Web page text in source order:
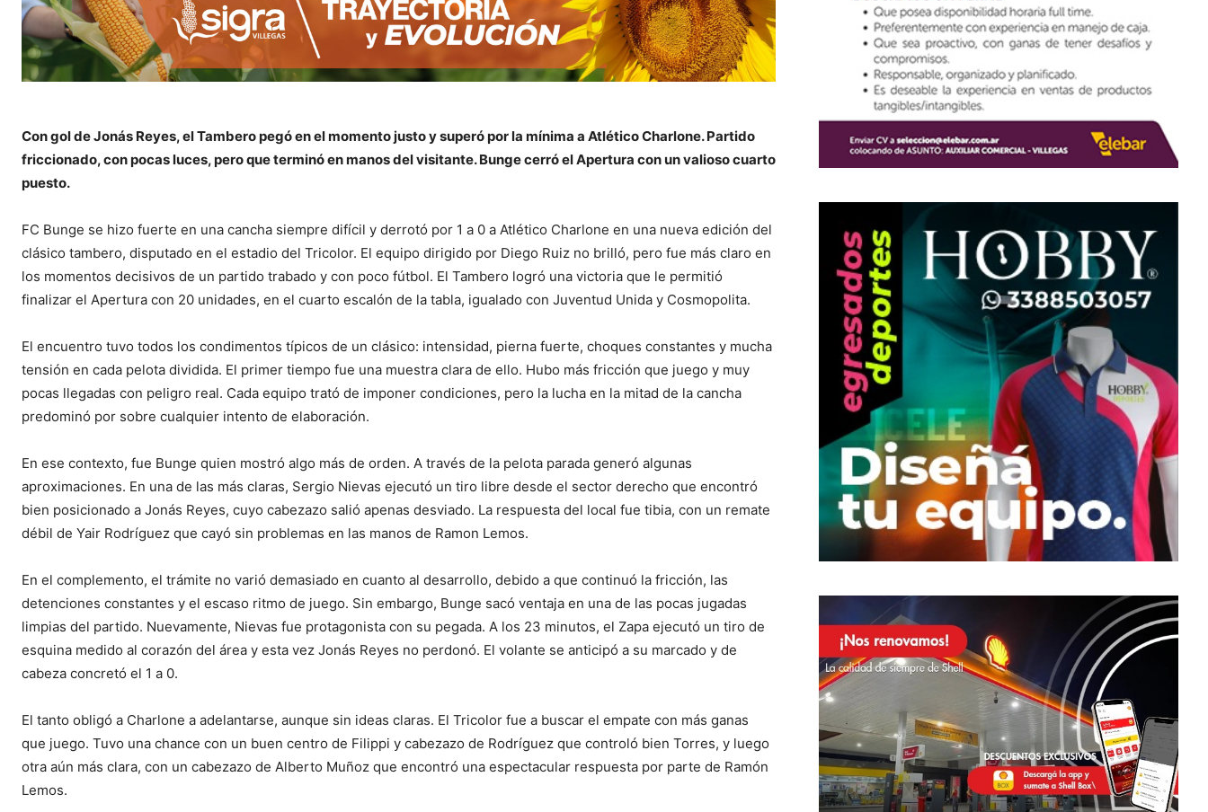
Con gol de Jonás Reyes, el Tambero pegó en el momento justo y superó por la mínima a Atlético Charlone. Partido
friccionado, con pocas luces, pero que terminó en manos del visitante. Bunge cerró el Apertura con un valioso cuarto
puesto.
FC Bunge se hizo fuerte en una cancha siempre difícil y derrotó por 1 a 0 a Atlético Charlone en una nueva edición del
clásico tambero, disputado en el estadio del Tricolor. El equipo dirigido por Diego Ruiz no brilló, pero fue más claro en
los momentos decisivos de un partido trabado y con poco fútbol. El Tambero logró una victoria que le permitió
finalizar el Apertura con 20 unidades, en el cuarto escalón de la tabla, igualado con Juventud Unida y Cosmopolita.
El encuentro tuvo todos los condimentos típicos de un clásico: intensidad, pierna fuerte, choques constantes y mucha
tensión en cada pelota dividida. El primer tiempo fue una muestra clara de ello. Hubo más fricción que juego y muy
pocas llegadas con peligro real. Cada equipo trató de imponer condiciones, pero la lucha en la mitad de la cancha
predominó por sobre cualquier intento de elaboración.
En ese contexto, fue Bunge quien mostró algo más de orden. A través de la pelota parada generó algunas
aproximaciones. En una de las más claras, Sergio Nievas ejecutó un tiro libre desde el sector derecho que encontró
bien posicionado a Jonás Reyes, cuyo cabezazo salió apenas desviado. La respuesta del local fue tibia, con un remate
débil de Yair Rodríguez que cayó sin problemas en las manos de Ramon Lemos.
En el complemento, el trámite no varió demasiado en cuanto al desarrollo, debido a que continuó la fricción, las
detenciones constantes y el escaso ritmo de juego. Sin embargo, Bunge sacó ventaja en una de las pocas jugadas
limpias del partido. Nuevamente, Nievas fue protagonista con su pegada. A los 23 minutos, el Zapa ejecutó un tiro de
esquina medido al corazón del área y esta vez Jonás Reyes no perdonó. El volante se anticipó a su marcado y de
cabeza concretó el 1 a 0.
El tanto obligó a Charlone a adelantarse, aunque sin ideas claras. El Tricolor fue a buscar el empate con más ganas
que juego. Tuvo una chance con un buen centro de Filippi y cabezazo de Rodríguez que controló bien Torres, y luego
otra aún más clara, con un cabezazo de Alberto Muñoz que encontró una espectacular respuesta por parte de Ramón
Lemos.